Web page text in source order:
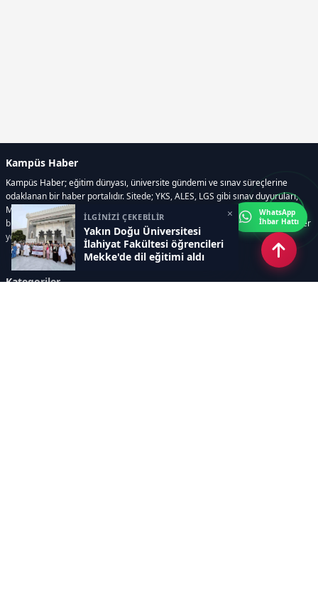
İLGİNİZİ ÇEKEBİLİR
Yakın Doğu Üniversitesi
İlahiyat Fakültesi öğrencileri
Mekke'de dil eğitimi aldı
×
Kampüs Haber
Kampüs Haber; eğitim dünyası, üniversite gündemi ve sınav süreçlerine
odaklanan bir haber portalıdır. Sitede; YKS, ALES, LGS gibi sınav duyuruları,
Milli Eğitim Bakanlığı gelişmeleri, üniversite haberleri, rehberlik içerikleri,
bilim ve teknoloji alanındaki yenilikler ile öğrenci yaşamına dair güncel bilgiler
yer alır.
Kategoriler
WhatsApp
İhbar Hattı